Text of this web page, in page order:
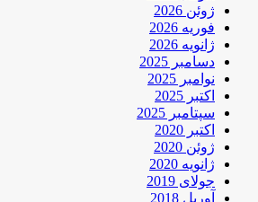
ژوئن 2026
فوریه 2026
ژانویه 2026
دسامبر 2025
نوامبر 2025
اکتبر 2025
سپتامبر 2025
اکتبر 2020
ژوئن 2020
ژانویه 2020
جولای 2019
آوریل 2018